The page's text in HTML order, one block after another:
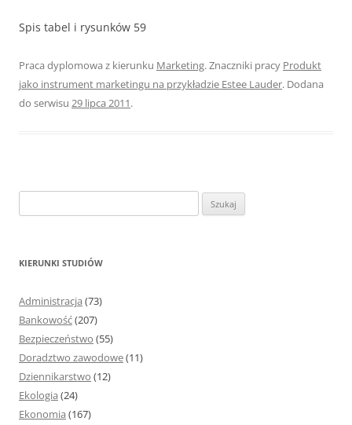
Spis tabel i rysunków 59
Praca dyplomowa z kierunku Marketing. Znaczniki pracy Produkt
jako instrument marketingu na przykładzie Estee Lauder. Dodana
do serwisu 29 lipca 2011.
z
KIERUNKI STUDIÓW
Administracja (73)
Bankowość(207)
Bezpieczeństwo (55)
Doradztwo zawodowe(11)
Dziennikarstwo (12)
Ekologia (24)
Ekonomia (167)